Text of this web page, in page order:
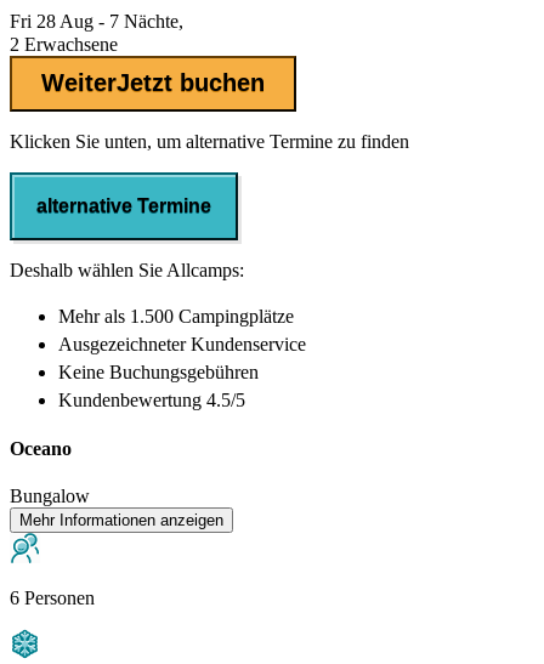
Fri 28 Aug - 7 Nächte,
2 Erwachsene
WeiterJetzt buchen
Klicken Sie unten, um alternative Termine zu finden
alternative Termine
Deshalb wählen Sie Allcamps:
Mehr als 1.500 Campingplätze
AusgezeichneterKundenservice
Keine Buchungsgebühren
Kundenbewertung 4.5/5
Oceano
Bungalow
Mehr Informationen anzeigen
6 Personen